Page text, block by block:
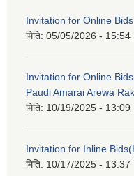
Invitation for Online Bids
मिति: 05/05/2026 - 15:54
Invitation for Online
Paudi Amarai Arewa
मिति: 10/19/2025 - 13:09
Invitation for Inline
मिति: 10/17/2025 - 13:37